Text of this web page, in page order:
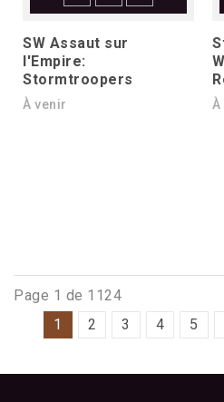
SW Assaut sur
l'Empire:
Stormtroopers
À venir À
Page 1 de 1124
1
2 3 4 5